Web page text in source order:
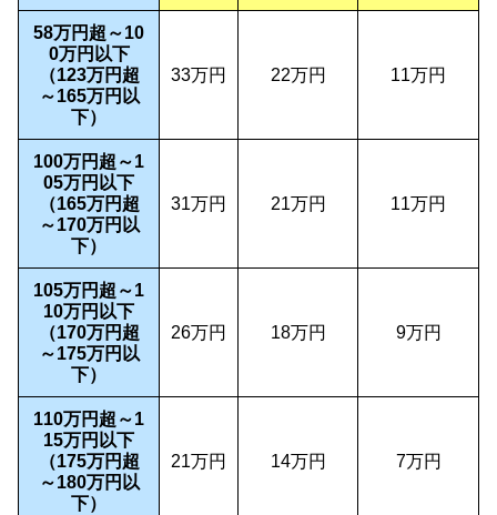
58万円超～10
0万円以下
（123万円超
～165万円以
下）
33万円 22万円 11万円
100万円超～1
05万円以下
（165万円超
～170万円以
下）
31万円 21万円 11万円
105万円超～1
10万円以下
（170万円超
～175万円以
下）
26万円 18万円 9万円
110万円超～1
15万円以下
（175万円超
～180万円以
下）
21万円 14万円 7万円